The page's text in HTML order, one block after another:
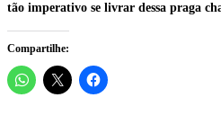
tão imperativo se livrar dessa praga
Compartilhe: